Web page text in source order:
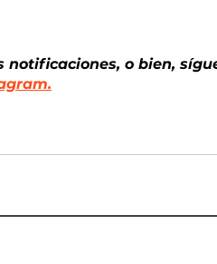
notificaciones, o bien,